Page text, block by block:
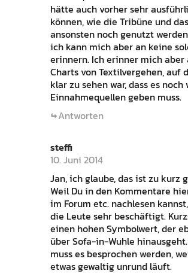
hätte auch vorher sehr
können, wie die Tribüne und
ansonsten noch genutzt
ich kann mich aber an keine
erinnern. Ich erinner mich aber
Charts von Textilvergehen, auf
klar zu sehen war, dass es
Einnahmequellen geben muss.
Antworten
steffi
10. Juni 2014
Jan, ich glaube, das ist zu kurz
Weil Du in den Kommentare
im Forum etc. nachlesen
die Leute sehr beschäftigt.
einen hohen Symbolwert, der
über Sofa-in-Wuhle
muss es besprochen werden,
etwas gewaltig unrund läuft.